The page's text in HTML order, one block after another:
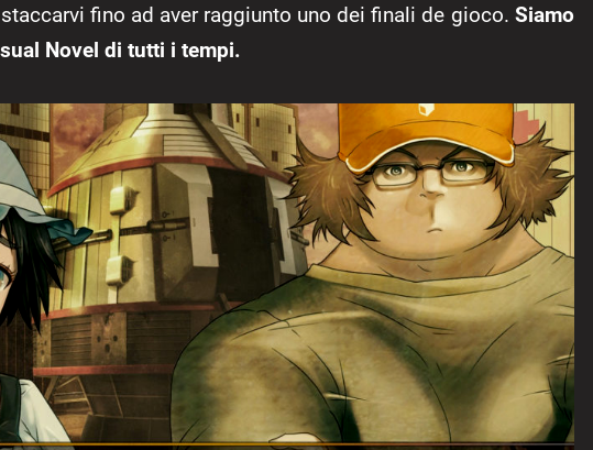
fino ad aver raggiunto uno dei finali de gioco. Siamo
Novel di tutti i tempi.